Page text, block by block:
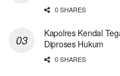
0 SHARES
Kapolres Kendal
Diproses Hukum
0 SHARES